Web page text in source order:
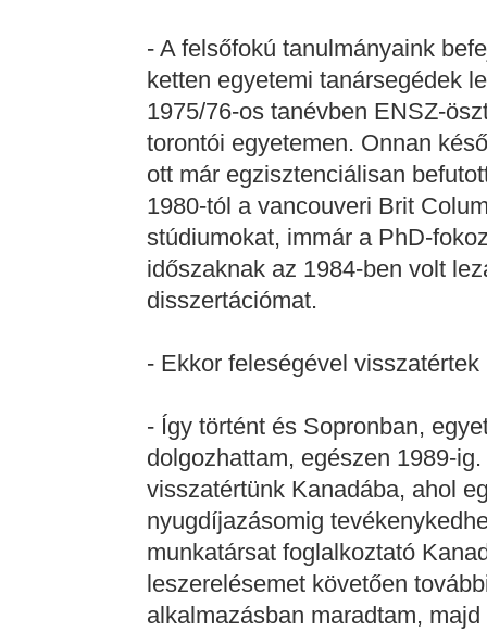
- A felsőfokú tanulmányaink
ketten egyetemi tanársegédek
1975/76-os tanévben ENSZ-
torontói egyetemen. Onnan
ott már egzisztenciálisan
1980-tól a vancouveri Brit
stúdiumokat, immár a PhD-
időszaknak az 1984-ben volt
disszertációmat.
- Ekkor feleségével
- Így történt és Sopronban,
dolgozhattam, egészen 1989-
visszatértünk Kanadába, ahol
nyugdíjazásomig
munkatársat foglalkoztató
leszerelésemet követően
alkalmazásban maradtam,